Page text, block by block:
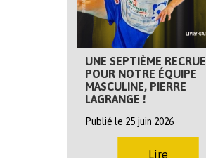
UNE SEPTIÈME RECRUE
POUR NOTRE ÉQUIPE
MASCULINE, PIERRE
LAGRANGE !
Publié le 25 juin 2026
Lire